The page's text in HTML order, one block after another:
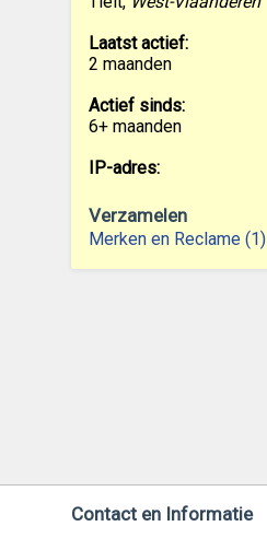
Laatst actief:
2 maanden
Actief sinds:
6+ maanden
IP-adres:
Verzamelen
Merken en Reclame (1)
Contact en Informatie